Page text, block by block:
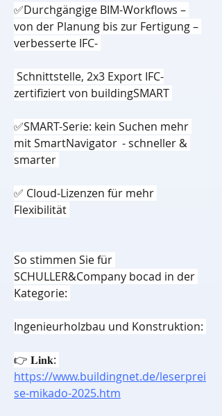
✅Durchgängige BIM-Workflows –
von der Planung bis zur Fertigung –
verbesserte IFC-
Schnittstelle, 2x3 Export IFC-
zertifiziert von buildingSMART
✅SMART-Serie: kein Suchen mehr
mit SmartNavigator  - schneller &
smarter
✅ Cloud-Lizenzen für mehr
Flexibilität
So stimmen Sie für
SCHULLER&Company bocad in der
Kategorie:
Ingenieurholzbau und Konstruktion:
👉 𝐋𝐢𝐧𝐤:
https://www.buildingnet.de/leserprei
se-mikado-2025.htm